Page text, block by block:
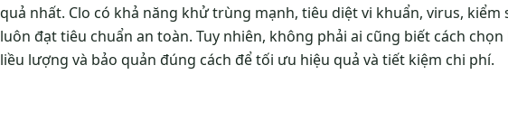
quả nhất. Clo có khả năng khử trùng mạnh, tiêu diệt vi khuẩn, virus,
luôn đạt tiêu chuẩn an toàn. Tuy nhiên, không phải ai cũng biết cách
liều lượng và bảo quản đúng cách để tối ưu hiệu quả và tiết kiệm chi phí.